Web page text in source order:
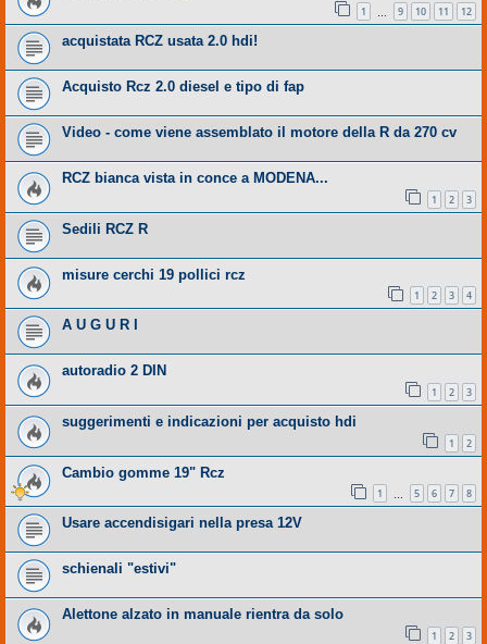
1 9 10 11 12
acquistata RCZ usata 2.0 hdi!
Acquisto Rcz 2.0 diesel e tipo di fap
Video - come viene assemblato il motore della R da 270 cv
RCZ bianca vista in conce a MODENA...
1 2 3
Sedili RCZ R
misure cerchi 19 pollici rcz
1 2 3 4
A U G U R I
autoradio 2 DIN
1 2 3
suggerimenti e indicazioni per acquisto hdi
1 2
Cambio gomme 19" Rcz
1 5 6 7 8
Usare accendisigari nella presa 12V
schienali "estivi"
Alettone alzato in manuale rientra da solo
1 2 3